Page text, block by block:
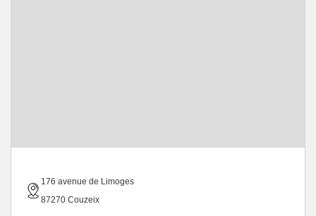
176 avenue de Limoges
87270 Couzeix